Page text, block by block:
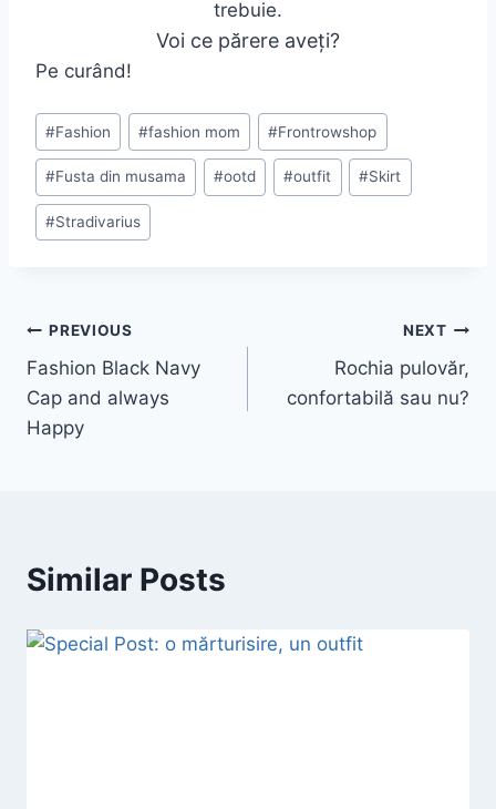
trebuie.
Voi ce părere aveți?
Pe curând!
Post
Tags:
#Fashion #fashion mom #Frontrowshop
#Fusta din musama #ootd #outfit #Skirt
#Stradivarius
Post
navigation
PREVIOUS
Fashion Black Navy
Cap and always
Happy
NEXT
Rochia pulovăr,
confortabilă sau nu?
Similar Posts